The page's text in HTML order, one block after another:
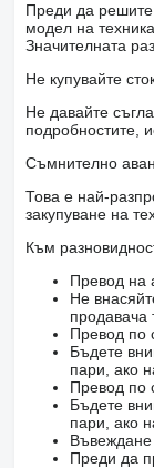
Преди да решите
модел на
Значителната
Не купувайте
Не давайте
подробностите,
Съмнително
Това е най-
закупуване на
Към
Превод на
Не
продавача
Превод по
Бъдете
пари, ако
Превод по
Бъдете
пари, ако
Въвеждане
Преди да